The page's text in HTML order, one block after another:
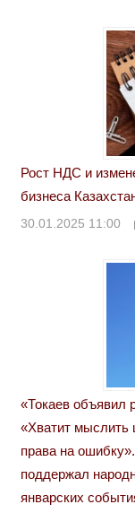
Рост НДС и
бизнеса
30.01.2025 11:00
«Токаев объявил
«Хватит мыслить
права на
поддержал
январских